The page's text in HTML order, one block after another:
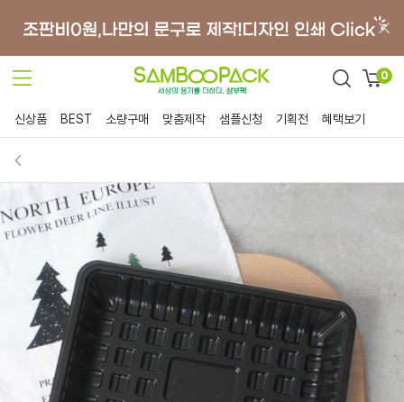
0
신상품 BEST 소량구매 맞춤제작 샘플신청 기획전 혜택보기